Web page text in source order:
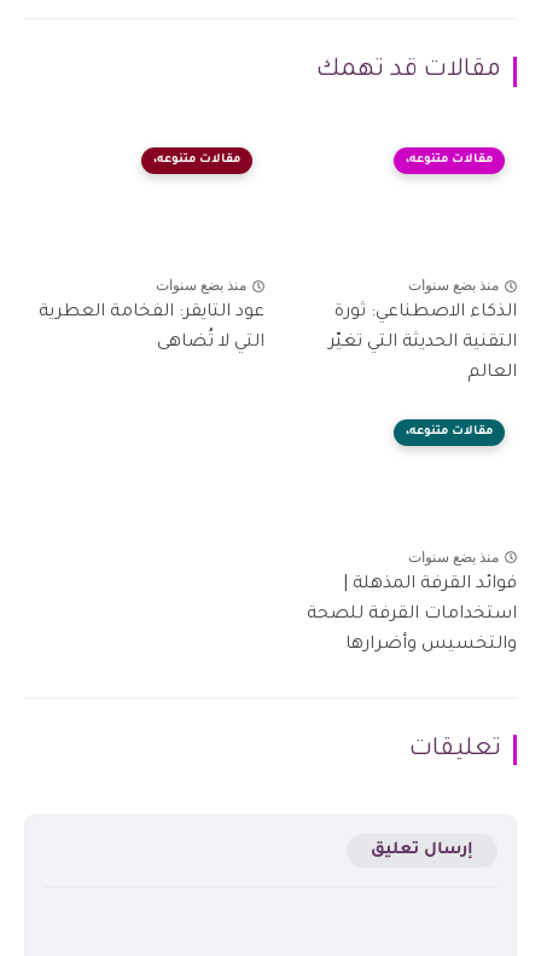
مقالات قد تهمك
مقالات متنوعه،
منذ بضع سنوات
الذكاء الاصطناعي: ثورة
التقنية الحديثة التي تغيّر
العالم
مقالات متنوعه،
منذ بضع سنوات
عود التايقر: الفخامة العطرية
التي لا تُضاهى
مقالات متنوعه،
منذ بضع سنوات
فوائد القرفة المذهلة |
استخدامات القرفة للصحة
والتخسيس وأضرارها
تعليقات
إرسال تعليق